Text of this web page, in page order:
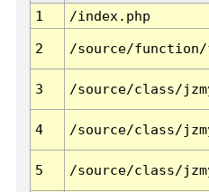
1
/index.php
2 /source/function/
3 /source/class/
4 /source/class/
5 /source/class/